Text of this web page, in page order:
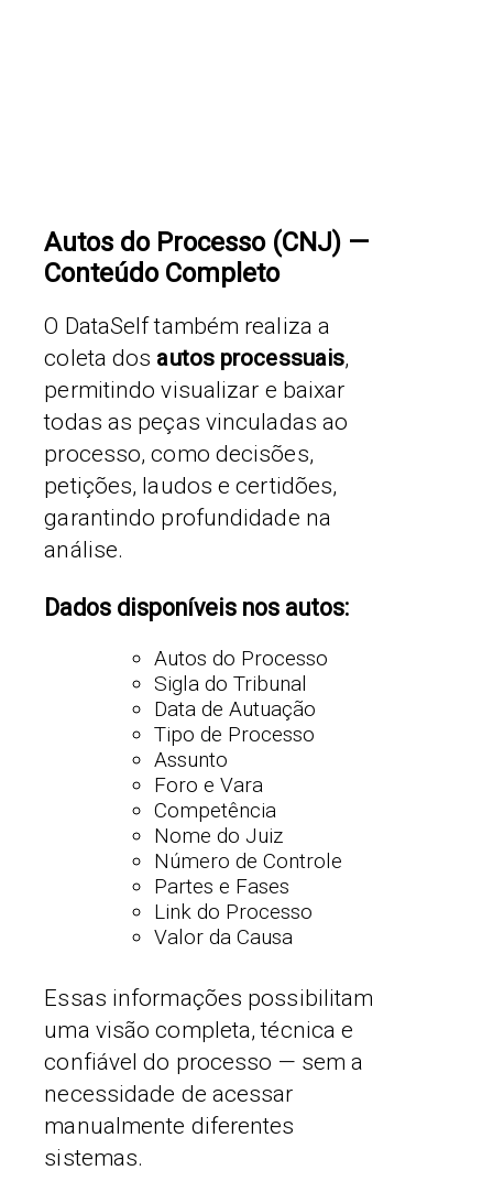
Autos do Processo (CNJ) —
Conteúdo Completo
O DataSelf também realiza a
coleta dos autos processuais,
permitindo visualizar e baixar
todas as peças vinculadas ao
processo, como decisões,
petições, laudos e certidões,
garantindo profundidade na
análise.
Dados disponíveis nos autos:
Autos do Processo
Sigla do Tribunal
Data de Autuação
Tipo de Processo
Assunto
Foro e Vara
Competência
Nome do Juiz
Número de Controle
Partes e Fases
Link do Processo
Valor da Causa
Essas informações possibilitam
uma visão completa, técnica e
confiável do processo — sem a
necessidade de acessar
manualmente diferentes
sistemas.